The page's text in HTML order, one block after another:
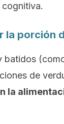
la porción
batidos
de
la